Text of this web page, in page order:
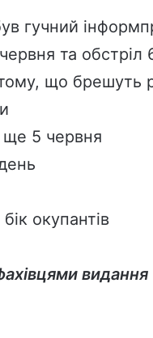
гучний
та обстріл
що брешуть
5 червня
окупантів